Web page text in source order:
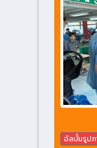
อัลบั้มรูป